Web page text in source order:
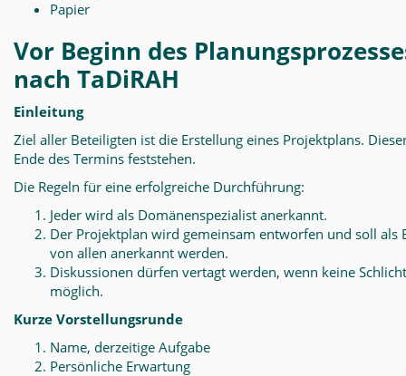
Papier
Vor Beginn des
nach TaDiRAH
Einleitung
Ziel aller Beteiligten ist die Erstellung eines Projektplans.
Ende des Termins feststehen.
Die Regeln für eine erfolgreiche Durchführung:
Jeder wird als Domänenspezialist anerkannt.
Der Projektplan wird gemeinsam entworfen und soll als
von allen anerkannt werden.
Diskussionen dürfen vertagt werden, wenn keine
möglich.
Kurze Vorstellungsrunde
Name, derzeitige Aufgabe
Persönliche Erwartung